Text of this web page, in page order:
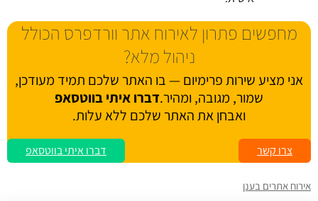
מחפשים פתרון לאירוח אתר וורדפרס הכולל
ניהול מלא?
אני מציע שירות פרימיום — בו האתר שלכם תמיד מעודכן,
שמור, מגובה, ומהיר.דברו איתי בווטסאפ
ואבחן את האתר שלכם ללא עלות.
צרו קשר דברו איתי בווטסאפ
אירוח אתרים בענן